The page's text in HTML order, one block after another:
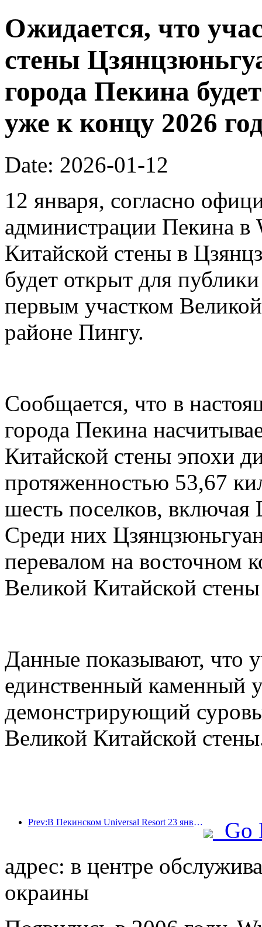
Ожидается, что
стены
города Пекина
уже к концу 2026
Date: 2026-01-12
12 января, согласно
администрации Пекина в
Китайской стены в
будет открыт для
первым участком
районе Пингу.
Сообщается, что в
города Пекина
Китайской стены эпохи
протяженностью 53,67
шесть поселков,
Среди них
перевалом на восточном
Великой Китайской
Данные показывают, что
единственный каменный
демонстрирующий
Великой Китайской
Prev:В Пекинском Universal Resort 23 января стартует мероприятие, посвященное китайскому Новому году, которое продлится 40 дней.
Go
адрес: в центре
окраины